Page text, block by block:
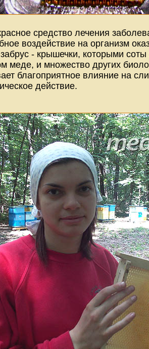
средство лечения
воздействие на организм
- крышечки, которыми
меде, и множество других
благоприятное влияние на
действие.